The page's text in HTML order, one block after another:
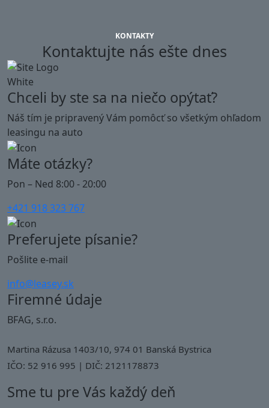
KONTAKTY
Kontaktujte nás ešte dnes
Chceli by ste sa na niečo opýtať?
Náš tím je pripravený Vám pomôcť so všetkým ohľadom
leasingu na auto
Máte otázky?
Pon – Ned 8:00 - 20:00
+421 918 323 767
Preferujete písanie?
Pošlite e-mail
info@leasey.sk
Firemné údaje
BFAG, s.r.o.
Martina Rázusa 1403/10, 974 01 Banská Bystrica
IČO: 52 916 995 | DIČ: 2121178873
Sme tu pre Vás každý deň